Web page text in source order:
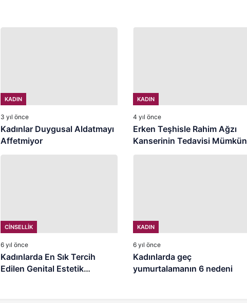
KADIN
3 yıl önce
Kadınlar Duygusal Aldatmayı
Affetmiyor
KADIN
4 yıl önce
Erken Teşhisle Rahim Ağzı
Kanserinin Tedavisi Mümkün
CİNSELLİK
6 yıl önce
Kadınlarda En Sık Tercih
Edilen Genital Estetik
KADIN
6 yıl önce
Kadınlarda geç
yumurtalamanın 6 nedeni